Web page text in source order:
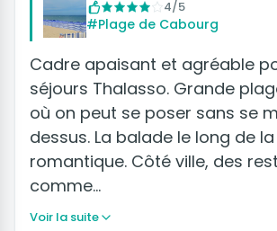
4/5
#Plage de Cabourg
Cadre apaisant et agréable
séjours Thalasso. Grande
où on peut se poser sans se
dessus. La balade le long de
romantique. Côté ville, des
comme…
Voir la suite